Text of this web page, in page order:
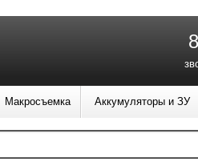
Макросъемка Аккумуляторы и ЗУ